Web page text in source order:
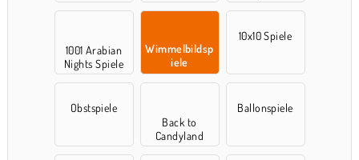
1001 Arabian
Nights Spiele
Wimmelbildsp
iele
10x10 Spiele
Obstspiele
Back to
Candyland
Ballonspiele